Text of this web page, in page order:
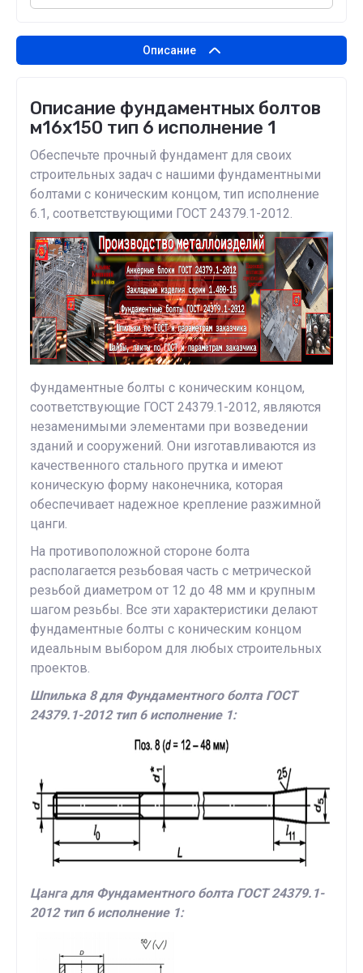
Описание
Описание фундаментных болтов
м16х150 тип 6 исполнение 1
Обеспечьте прочный фундамент для своих
строительных задач с нашими фундаментными
болтами с коническим концом, тип исполнение
6.1, соответствующими ГОСТ 24379.1-2012.
Фундаментные болты с коническим концом,
соответствующие ГОСТ 24379.1-2012, являются
незаменимыми элементами при возведении
зданий и сооружений. Они изготавливаются из
качественного стального прутка и имеют
коническую форму наконечника, которая
обеспечивает надежное крепление разжимной
цанги.
На противоположной стороне болта
располагается резьбовая часть с метрической
резьбой диаметром от 12 до 48 мм и крупным
шагом резьбы. Все эти характеристики делают
фундаментные болты с коническим концом
идеальным выбором для любых строительных
проектов.
Шпилька 8 для Фундаментного болта ГОСТ
24379.1-2012 тип 6 исполнение 1:
Цанга для Фундаментного болта ГОСТ 24379.1-
2012 тип 6 исполнение 1: